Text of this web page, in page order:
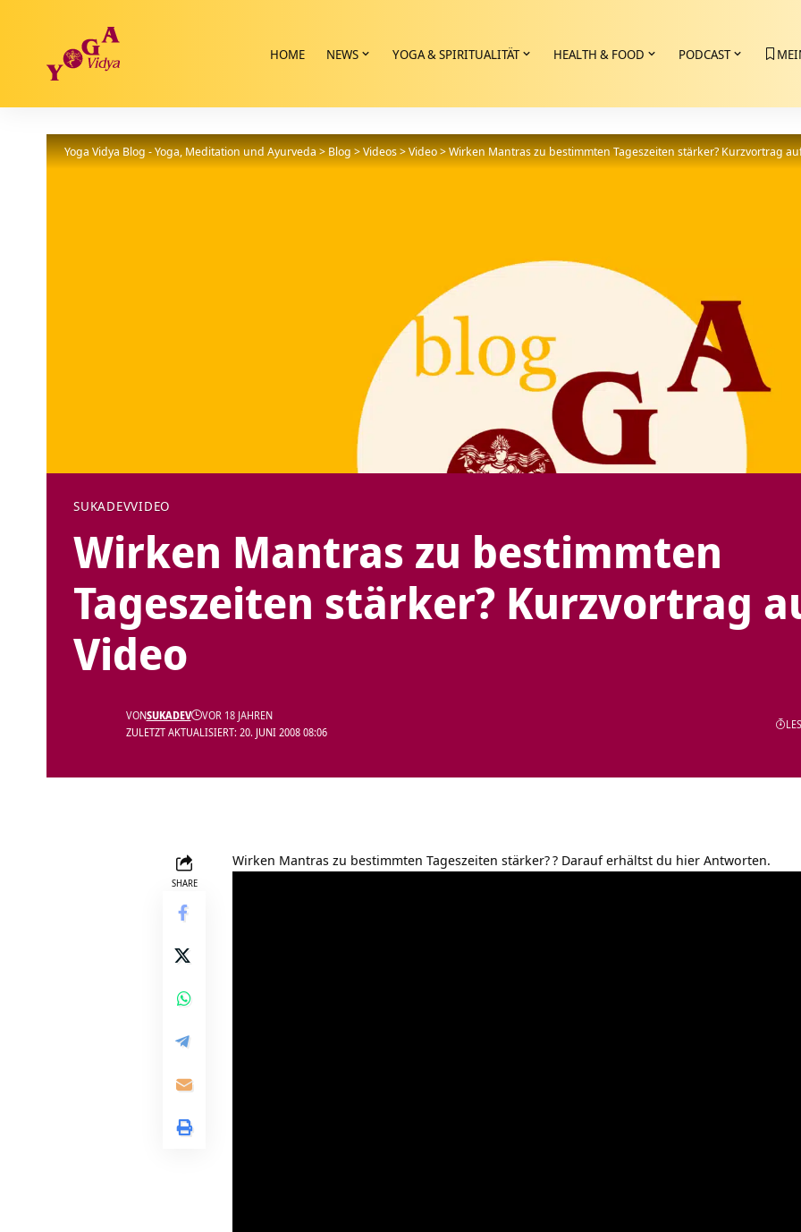
HOME NEWS YOGA & SPIRITUALITÄT HEALTH & FOOD PODCAST
Yoga Vidya Blog - Yoga, Meditation und Ayurveda>Blog>Videos>Video>Wirken Mantras zu bestimmten Tageszeiten stärker? Kurzvortrag
SUKADEVVIDEO
Wirken Mantras zu bestimmten
Tageszeiten stärker? Kurzvortrag
Video
ZULETZT AKTUALISIERT: 20. JUNI 2008 08:06
VONSUKADEV VOR 18 JAHREN
SHARE
Wirken Mantras zu bestimmten Tageszeiten stärker?? Darauf erhältst du hier Antworten.